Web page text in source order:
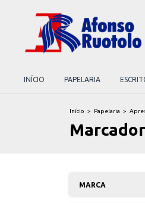
INÍCIO PAPELARIA
Início > Papelaria >
MARCA